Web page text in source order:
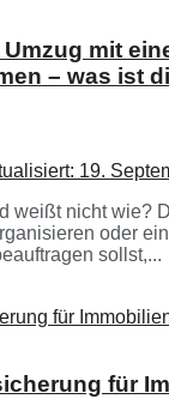
mit
– was ist
19.
weißt nicht wie?
oder ein
sollst,...
für